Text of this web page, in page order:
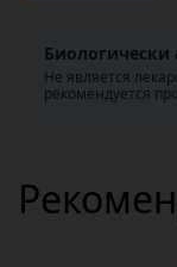
Не является
рекомендуется